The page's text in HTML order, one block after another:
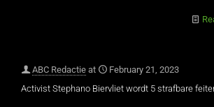
ABC Redactie at
February 21, 2023
Activist Stephano Biervliet wordt 5 strafbare